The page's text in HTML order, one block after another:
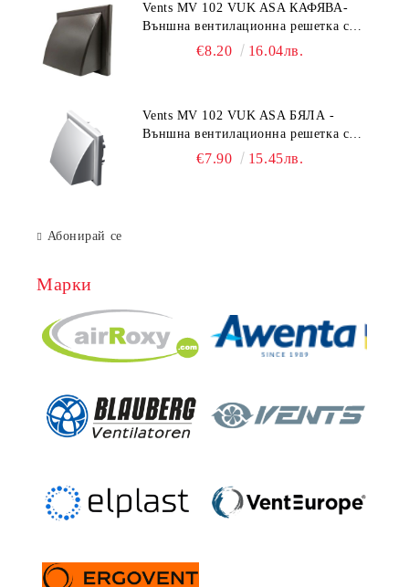
Vents MV 102 VUK ASA КАФЯВА-
Външна вентилационна решетка с
гравитачна клапа Ø 100, Ø 125,
€8.20 16.04лв.
Vents MV 102 VUK ASA БЯЛА -
Външна вентилационна решетка с
гравитачна клапа Ø 100, Ø 125,
€7.90 15.45лв.
Абонирай се
Марки